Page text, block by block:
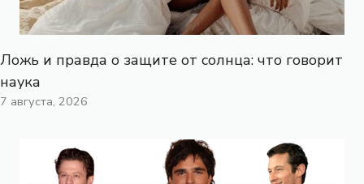
Ложь и правда о защите от солнца: что говорит
наука
7 августа, 2026